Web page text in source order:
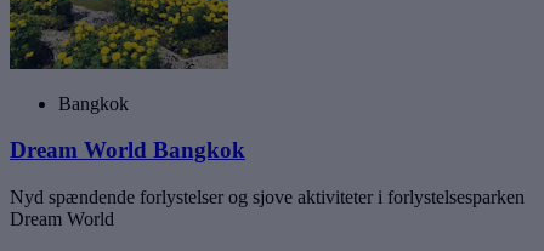
Bangkok
Dream World Bangkok
Nyd spændende forlystelser og sjove aktiviteter i forlystelsesparken
Dream World